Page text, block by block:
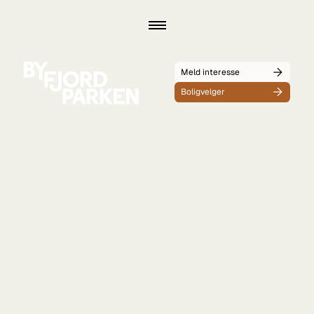
Meld interesse
Boligvelger